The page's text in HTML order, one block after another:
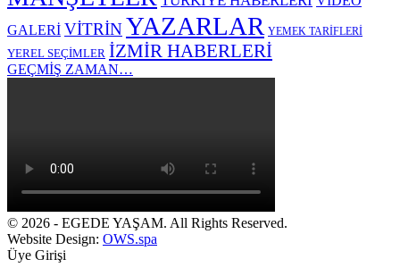
GALERİ VİTRİNYAZARLAR YEMEK TARİFLERİ
YEREL SEÇİMLER İZMİR HABERLERİ
GEÇMİŞ ZAMAN…
© 2026 - EGEDE YAŞAM. All Rights Reserved.
Website Design: OWS.spa
Üye Girişi